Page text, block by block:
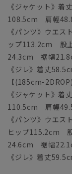
《ジャケット》
108.5cm 肩幅
《パンツ》ウエ
ップ113.2cm 股
24.3cm 裾幅
《ジレ》着丈
【(185cm-
《ジャケット》
110.5cm 肩幅
《パンツ》ウエ
ヒップ115.2cm
24.6cm 裾幅
《ジレ》着丈